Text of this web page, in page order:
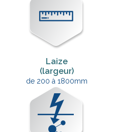
Laize
(largeur)
de 200 à 1800mm